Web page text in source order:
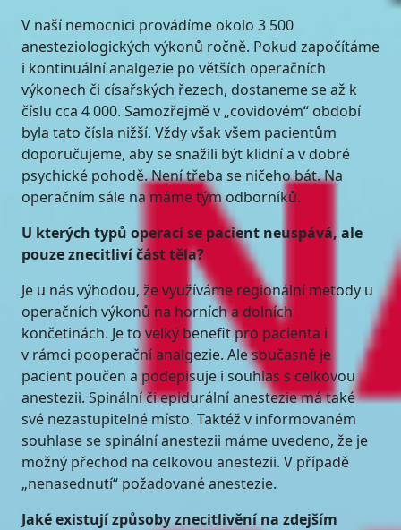
V naší nemocnici provádíme okolo 3 500
anesteziologických výkonů ročně. Pokud započítáme
i kontinuální analgezie po větších operačních
výkonech či císařských řezech, dostaneme se až k
číslu cca 4 000. Samozřejmě v „covidovém“ období
byla tato čísla nižší. Vždy však všem pacientům
doporučujeme, aby se snažili být klidní a v dobré
psychické pohodě. Není třeba se ničeho bát. Na
operačním sále na máme tým odborníků.
U kterých typů operací se pacient neuspává, ale
pouze znecitliví část těla?
Je u nás výhodou, že využíváme regionální metody u
operačních výkonů na horních a dolních
končetinách. Je to velký benefit pro pacienta i
v rámci pooperační analgezie. Ale současně je
pacient poučen a podepisuje i souhlas s celkovou
anestezii. Spinální či epidurální anestezie má také
své nezastupitelné místo. Taktéž v informovaném
souhlase se spinální anestezii máme uvedeno, že je
možný přechod na celkovou anestezii. V případě
„nenasednutí“ požadované anestezie.
Jaké existují způsoby znecitlivění na zdejším